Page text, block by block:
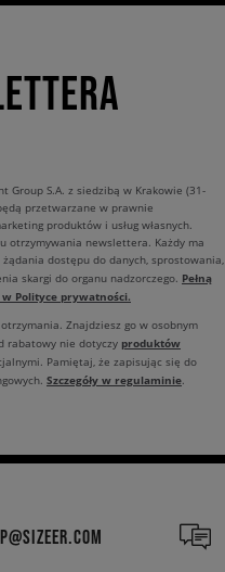
S.A. z siedzibą w Krakowie (31-
przetwarzane w prawnie
produktów i usług własnych.
otrzymywania newslettera. Każdy ma
dostępu do danych, sprostowania,
skargi do organu nadzorczego. Pełną
Polityce prywatności.
Znajdziesz go w osobnym
rabatowy nie dotyczy produktów
Pamiętaj, że zapisując się do
Szczegóły w regulaminie.